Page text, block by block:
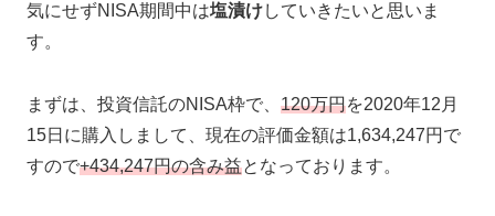
気にせずNISA期間中は塩漬けしていきたいと思いま
す。
まずは、投資信託のNISA枠で、 120万円を2020年12月
15日に購入しまして、現在の評価金額は1,634,247円で
すので+434,247円の含み益となっております。